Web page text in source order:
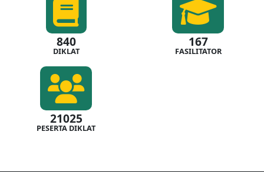
840
DIKLAT
167
FASILITATOR
21025
PESERTA DIKLAT